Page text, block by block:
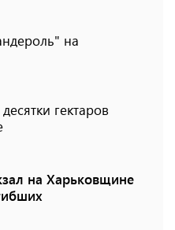
на
гектаров
на Харьковщине